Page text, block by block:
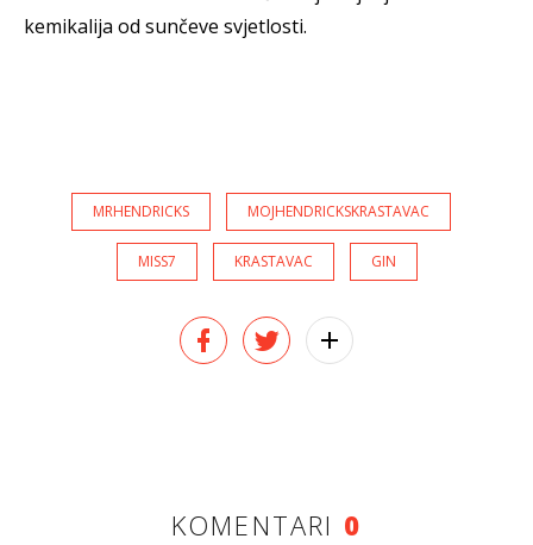
kemikalija od sunčeve svjetlosti.
MRHENDRICKS MOJHENDRICKSKRASTAVAC
MISS7 KRASTAVAC GIN
KOMENTARI 0